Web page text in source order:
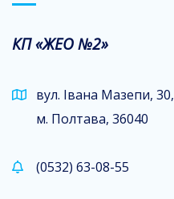
КП «ЖЕО №2»
вул. Івана Мазепи, 30,
м. Полтава, 36040
(0532) 63-08-55